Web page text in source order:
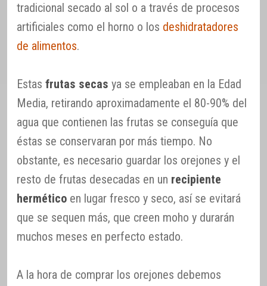
tradicional secado al sol o a través de procesos
artificiales como el horno o los deshidratadores
de alimentos.
Estas frutas secas ya se empleaban en la Edad
Media, retirando aproximadamente el 80-90% del
agua que contienen las frutas se conseguía que
éstas se conservaran por más tiempo. No
obstante, es necesario guardar los orejones y el
resto de frutas desecadas en un recipiente
hermético en lugar fresco y seco, así se evitará
que se sequen más, que creen moho y durarán
muchos meses en perfecto estado.
A la hora de comprar los orejones debemos